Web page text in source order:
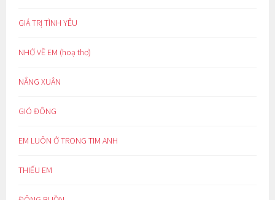
GIÁ TRỊ TÌNH YÊU
NHỚ VỀ EM (hoạ thơ)
NẮNG XUÂN
GIÓ ĐÔNG
EM LUÔN Ở TRONG TIM ANH
THIẾU EM